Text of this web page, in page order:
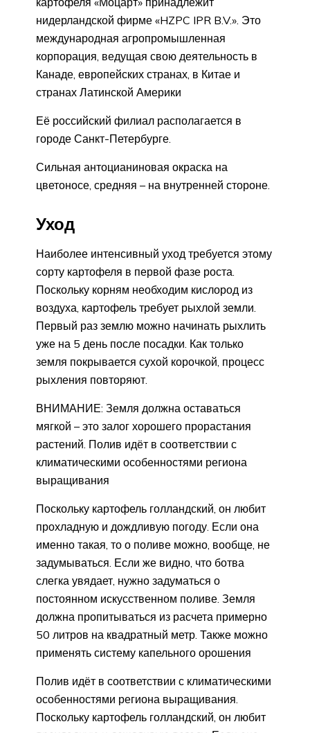
нидерландской фирме «HZPC IPR B.V.». Это
международная агропромышленная
корпорация, ведущая свою деятельность в
Канаде, европейских странах, в Китае и
странах Латинской Америки
Её российский филиал располагается в
городе Санкт-Петербурге.
Сильная антоцианиновая окраска на
цветоносе, средняя – на внутренней стороне.
Уход
Наиболее интенсивный уход требуется этому
сорту картофеля в первой фазе роста.
Поскольку корням необходим кислород из
воздуха, картофель требует рыхлой земли.
Первый раз землю можно начинать рыхлить
уже на 5 день после посадки. Как только
земля покрывается сухой корочкой, процесс
рыхления повторяют.
ВНИМАНИЕ: Земля должна оставаться
мягкой – это залог хорошего прорастания
растений. Полив идёт в соответствии с
климатическими особенностями региона
выращивания
Поскольку картофель голландский, он любит
прохладную и дождливую погоду. Если она
именно такая, то о поливе можно, вообще, не
задумываться. Если же видно, что ботва
слегка увядает, нужно задуматься о
постоянном искусственном поливе. Земля
должна пропитываться из расчета примерно
50 литров на квадратный метр. Также можно
применять систему капельного орошения
Полив идёт в соответствии с климатическими
особенностями региона выращивания.
Поскольку картофель голландский, он любит